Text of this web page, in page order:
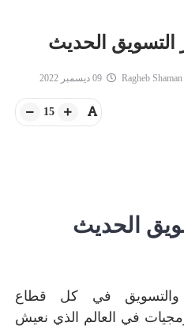
التسويق الحديث
15
الحديث
والتسويق في كل قطاع
في العالم الذي نعيش